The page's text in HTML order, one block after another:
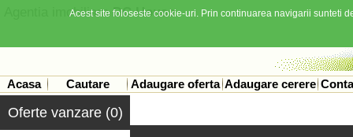
Agentia imobiliara DC House
Acasa Cautare Adaugare oferta Adaugare cerere
Oferte vanzare (0)
Acest site foloseste cookie-uri. Prin continuarea navigarii sunteti